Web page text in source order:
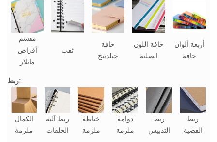
مقسم
أقراص
مايلار
ثقب
حافة
جيلدينج
حافة اللون
الصلبة
أربعة ألوان
حافة
ربط:
الكمال
ملزمة
ربط آلية
الحلقات
خياطة
ملزمة
دوامة
ملزمة
ربط
التدبيس
ربط
القضية